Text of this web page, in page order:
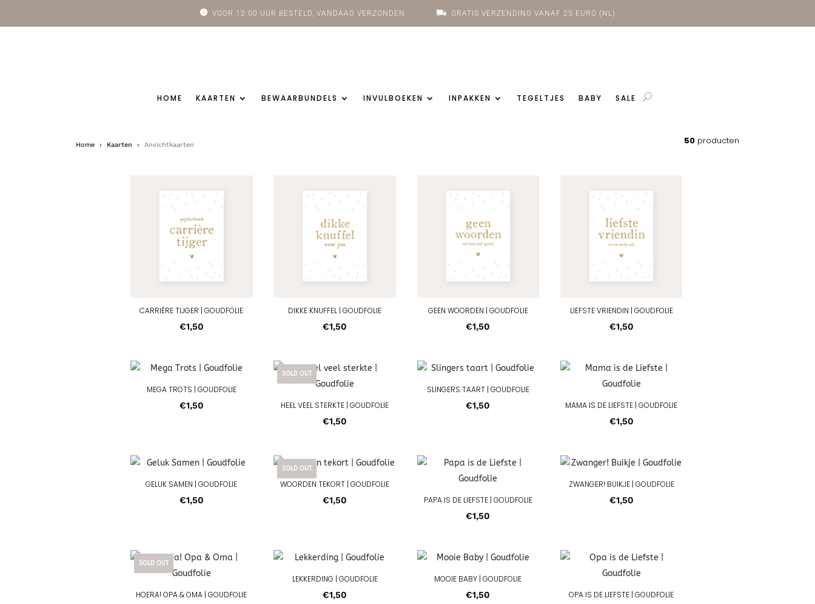
VOOR 12:00 UUR BESTELD, VANDAAG VERZONDEN GRATIS VERZENDING VANAF 25 EURO (NL)
HOME KAARTEN BEWAARBUNDELS INVULBOEKEN INPAKKEN TEGELTJES BABY SALE
Home› Kaarten › Ansichtkaarten 50 producten
CARRIÈRE TIJGER | GOUDFOLIE
€1,50
DIKKE KNUFFEL | GOUDFOLIE
€1,50
GEEN WOORDEN | GOUDFOLIE
€1,50
LIEFSTE VRIENDIN | GOUDFOLIE
€1,50
MEGA TROTS | GOUDFOLIE
€1,50
SOLD OUT
HEEL VEEL STERKTE | GOUDFOLIE
€1,50
SLINGERS TAART | GOUDFOLIE
€1,50 MAMA IS DE LIEFSTE | GOUDFOLIE
€1,50
GELUK SAMEN | GOUDFOLIE
€1,50
SOLD OUT
WOORDEN TEKORT | GOUDFOLIE
€1,50 PAPA IS DE LIEFSTE | GOUDFOLIE
€1,50
ZWANGER! BUIKJE | GOUDFOLIE
€1,50
SOLD OUT
HOERA! OPA & OMA | GOUDFOLIE
LEKKERDING | GOUDFOLIE
€1,50
MOOIE BABY | GOUDFOLIE
€1,50 OPA IS DE LIEFSTE | GOUDFOLIE